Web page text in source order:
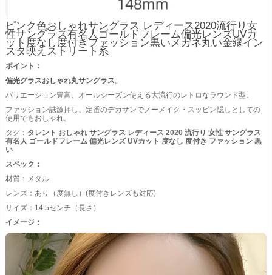
ピンク色おしゃれサングラス レディース2020流行り女
性サングラス有名人ゴールドフレーム偏光レンズUVカ
ット度なし度付きファッション黒いメガネ丸い金縁イン
スタ映えストリート系
ポイント：
偏光グラスおしゃれ丸サングラス 。
バリエーション豊富、オールシーズン使える大流行のレトロなラウンド型。
ファッション誌激押し、定番のデカサンでノーメイク・スッピン隠しとしての
使用でもおしゃれ。
タグ： タレント おしゃれ サングラス レディース 2020 流行り 女性 サングラス
有名人 ゴールドフレーム 偏光レンズ UVカット 度なし 度付き ファッション 黒
い
スペック：
材質：メタル
レンズ：あり（度無し）(度付きレンズも対応)
サイズ：14.5センチ（長さ）
イメージ：